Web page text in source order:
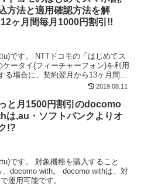
方法と適用確認方法を解
ヶ月間毎月1000円割引!!
です。 NTTドコモの「はじめてス
ータイ(フィーチャーフォン)を利用
る場合に、契約翌月から13ヶ月間毎
2019.08.11
と月1500円割引のdocomo
は,au・ソフトバンクよりオ
!?
です。 対象機種を購入すること
docomo with。 docomo withは、対
運用可能です。